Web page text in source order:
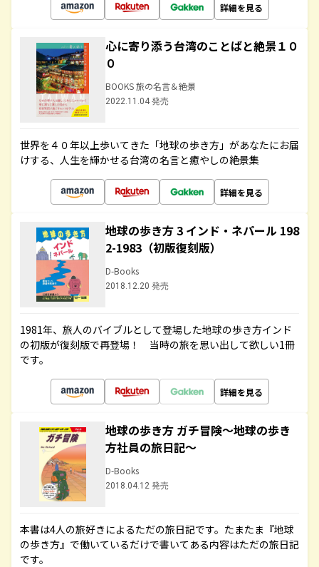
詳細を見る
心に寄り添う台湾のことばと絶景１０
０
BOOKS 旅の名言＆絶景
2022.11.04 発売
世界を４０年以上歩いてきた「地球の歩き方」があなたにお届
けする、人生を輝かせる台湾の名言と癒やしの絶景集
詳細を見る
地球の歩き方 3 インド・ネパール 198
2-1983（初版復刻版）
D-Books
2018.12.20 発売
1981年、旅人のバイブルとして登場した地球の歩き方インド
の初版が復刻版で再登場！ 当時の旅を思い出して欲しい1冊
です。
詳細を見る
地球の歩き方 ガチ冒険～地球の歩き
方社員の旅日記～
D-Books
2018.04.12 発売
本書は4人の旅好きによるただの旅日記です。たまたま『地球
の歩き方』で働いているだけで書いてある内容はただの旅日記
です。